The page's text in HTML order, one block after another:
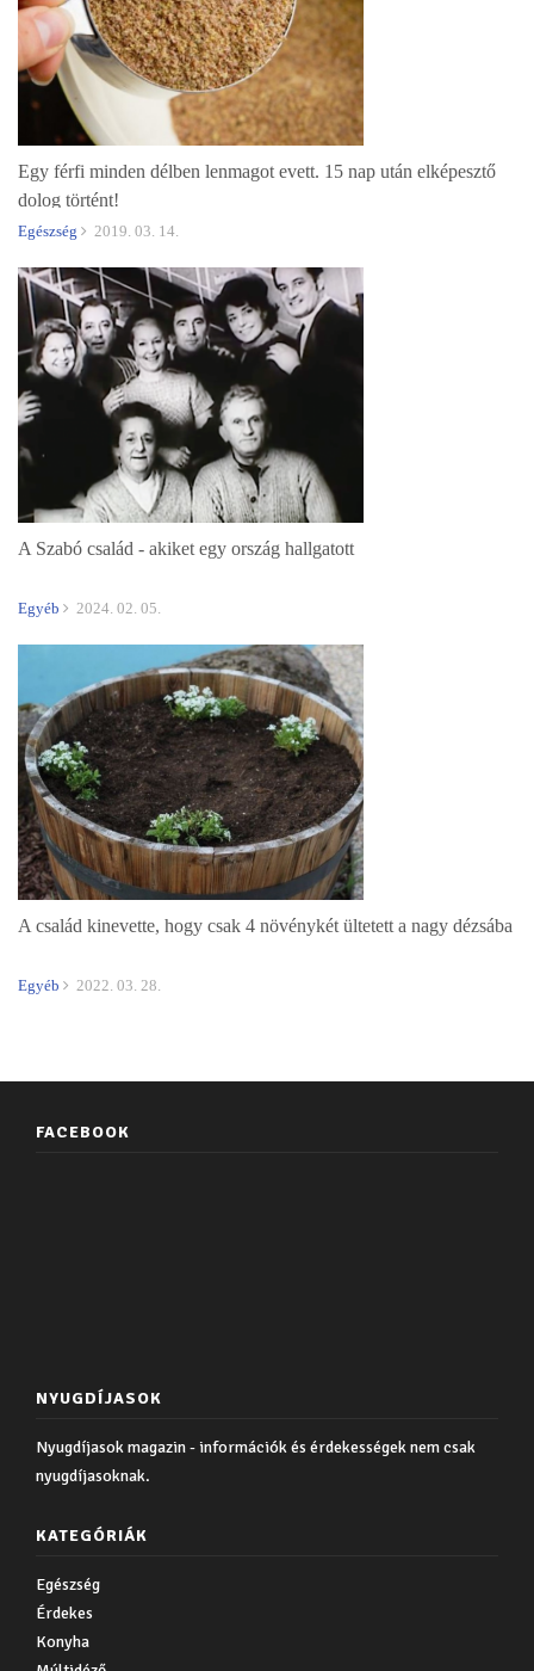
Egy férfi minden délben lenmagot evett. 15 nap után elképesztő
dolog történt!
Egészség 2019. 03. 14.
A Szabó család - akiket egy ország hallgatott
Egyéb 2024. 02. 05.
A család kinevette, hogy csak 4 növénykét ültetett a nagy dézsába
Egyéb 2022. 03. 28.
FACEBOOK
NYUGDÍJASOK
Nyugdíjasok magazin - információk és érdekességek nem csak
nyugdíjasoknak.
KATEGÓRIÁK
Egészség
Érdekes
Konyha